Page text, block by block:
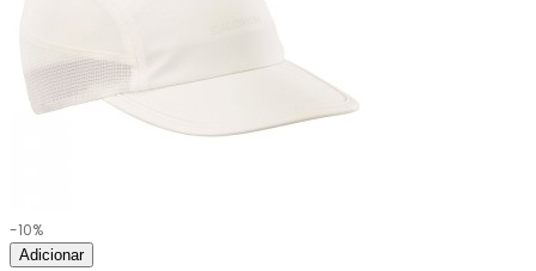
-10%
Adicionar